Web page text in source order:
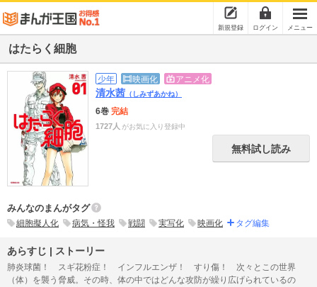
新規登録 ログイン メニュー
はたらく細胞
少年 映画化 アニメ化
清水茜 （しみずあかね）
6巻 完結
1727人 がお気に入り登録中
無料試し読み
みんなのまんがタグ
細胞擬人化 病気・怪我 戦闘 実写化 映画化 タグ編集
あらすじ | ストーリー
肺炎球菌！ スギ花粉症！ インフルエンザ！ すり傷！ 次々とこの世界
（体）を襲う脅威。その時、体の中ではどんな攻防が繰り広げられているの